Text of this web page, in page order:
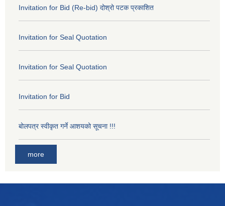
Invitation for Bid (Re-bid) दोश्रो पटक प्रकाशित
Invitation for Seal Quotation
Invitation for Seal Quotation
Invitation for Bid
बोलपत्र स्वीकृत गर्ने आशयको सूचना !!!
more